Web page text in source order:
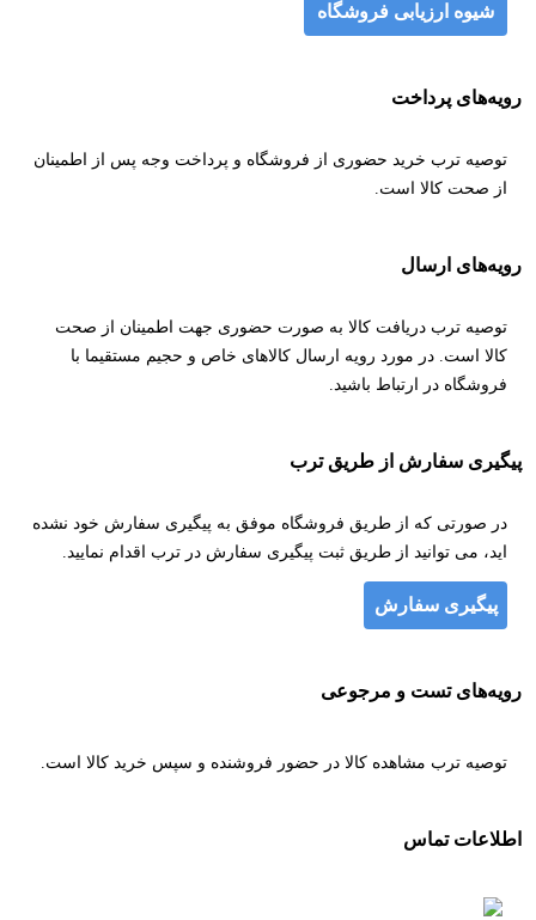
شیوه ارزیابی فروشگاه
رویه‌های پرداخت
توصیه ترب خرید حضوری از فروشگاه و پرداخت وجه پس از اطمینان
از صحت کالا است.
رویه‌های ارسال
توصیه ترب دریافت کالا به صورت حضوری جهت اطمینان از صحت
کالا است. در مورد رویه ارسال کالاهای خاص و حجیم مستقیما با
فروشگاه در ارتباط باشید.
پیگیری سفارش از طریق ترب
در صورتی که از طریق فروشگاه موفق به پیگیری سفارش خود نشده
اید، می توانید از طریق ثبت پیگیری سفارش در ترب اقدام نمایید.
پیگیری سفارش
رویه‌های تست و مرجوعی
توصیه ترب مشاهده کالا در حضور فروشنده و سپس خرید کالا است.
اطلاعات تماس